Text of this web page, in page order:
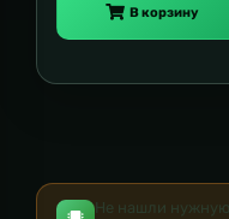
В корзину
Не нашли